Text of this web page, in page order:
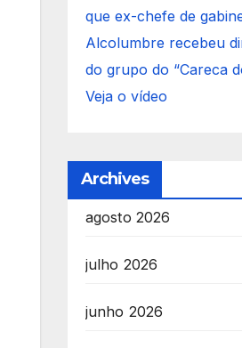
que ex-chefe de
Alcolumbre recebeu
do grupo do “Careca
Veja o vídeo
Archives
agosto 2026
julho 2026
junho 2026